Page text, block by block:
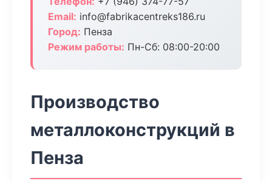
Email: info@fabrikacentreks186.ru
Город: Пенза
Режим работы: Пн-Сб: 08:00-20:00
Производство
металлоконструкций в
Пенза